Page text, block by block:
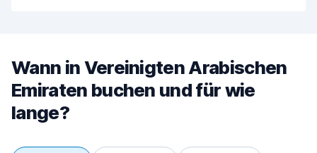
Wann in Vereinigten Arabischen
Emiraten buchen und für wie
lange?